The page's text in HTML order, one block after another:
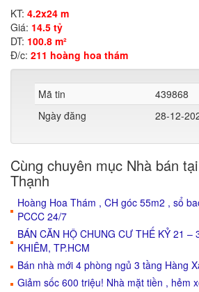
KT: 4.2x24 m
Giá: 14.5 tỷ
DT: 100.8 m²
Đ/c: 211 hoàng hoa thám
Mã tin
439868
Ngày đăng
28-12-
Cùng chuyên mục Nhà bán
Thạnh
Hoàng Hoa Thám , CH góc 55m2 , sổ
PCCC 24/7
BÁN CĂN HỘ CHUNG CƯ THẾ KỶ 21 –
KHIÊM, TP.HCM
Bán nhà mới 4 phòng ngủ 3 tầng Hàng
Giảm sốc 600 triệu! Nhà mặt tiền , hẻm